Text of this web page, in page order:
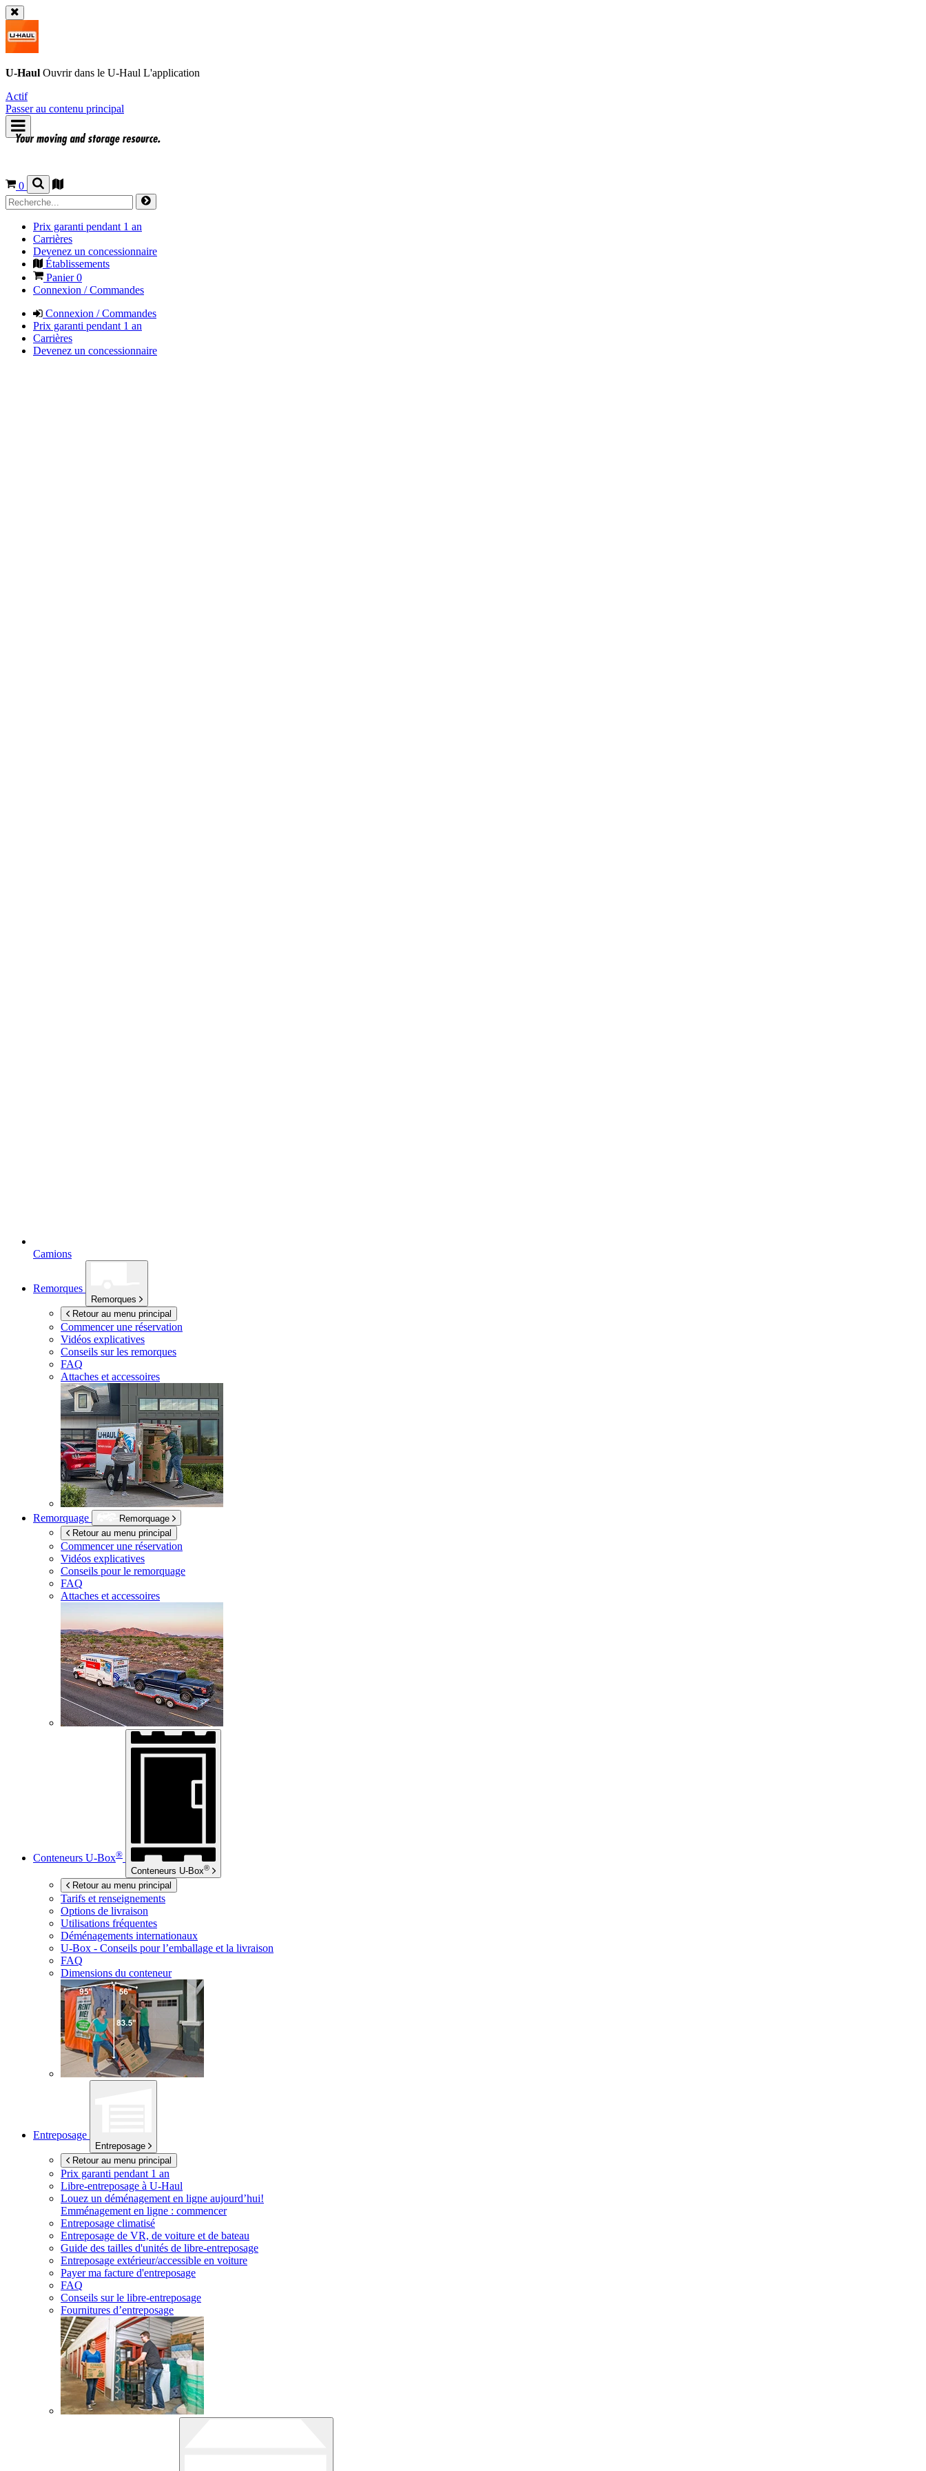
U-Haul Ouvrir dans le U-Haul L'application
Actif
Passer au contenu principal
0
Prix garanti pendant 1 an
Carrières
Devenez un concessionnaire
Établissements
Panier0
Connexion / Commandes
Connexion / Commandes
Prix garanti pendant 1 an
Carrières
Devenez un concessionnaire
Camions
Remorques
Remorques
Retour au menu principal
Commencer une réservation
Vidéos explicatives
Conseils sur les remorques
FAQ
Attaches et accessoires
Remorquage
Remorquage
Retour au menu principal
Commencer une réservation
Vidéos explicatives
Conseils pour le remorquage
FAQ
Attaches et accessoires
Conteneurs U-Box®
Conteneurs U-Box®
Retour au menu principal
Tarifs et renseignements
Options de livraison
Utilisations fréquentes
Déménagements internationaux
U-Box - Conseils pour l’emballage et la livraison
FAQ
Dimensions du conteneur
Entreposage
Entreposage
Retour au menu principal
Prix garanti pendant 1 an
Libre-entreposage à U-Haul
Louez un déménagement en ligne aujourd’hui!
Emménagement en ligne : commencer
Entreposage climatisé
Entreposage de VR, de voiture et de bateau
Guide des tailles d'unités de libre-entreposage
Entreposage extérieur/accessible en voiture
Payer ma facture d'entreposage
FAQ
Conseils sur le libre-entreposage
Fournitures d’entreposage